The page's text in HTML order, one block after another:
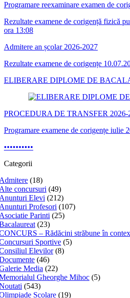
Programare reexaminare examen de
Rezultate examene de corigență fizică
ora 13:08
Admitere an școlar 2026-2027
Rezultate examene de corigențe
ELIBERARE DIPLOME DE
PROCEDURA DE TRANSFER 2026-
Programare examene de corigențe iulie
••••••••••
Categorii
(18)
concursuri (49)
Elevi (212)
Profesori (107)
Parinti (25)
(23)
– Rădăcini străbune în
Sportive (5)
Elevilor(8)
(46)
Media (22)
Gheorghe Mihoc (5)
(543)
Scolare (19)